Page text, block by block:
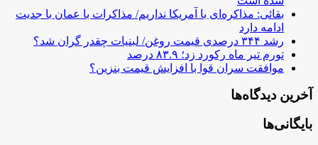
بقائی: مذاکره‌ای با آمریکا نداریم/ مذاکرات با عمان با جدیت
ادامه دارد
رشد ۳۴۴ درصدی قیمت روغن/ لبنیات چقدر گران شد؟
تورم تیر ماه رکورد زد؛ ۸۳.۹ درصد
موافقت سران قوا با افزایش قیمت بنزین؟
آخرین دیدگاه‌ها
بایگانی‌ها